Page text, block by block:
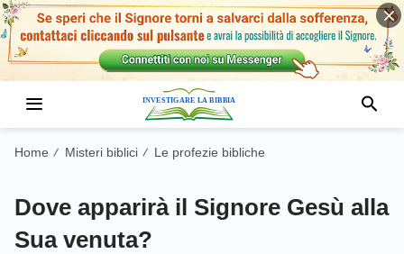
Home / Misteri biblici / Le profezie bibliche
Dove apparirà il Signore Gesù alla
Sua venuta?